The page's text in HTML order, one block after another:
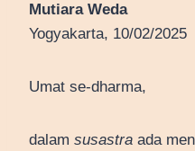
Mutiara Weda
Yogyakarta, 10/02/2025
Umat se-dharma,
dalam susastra ada